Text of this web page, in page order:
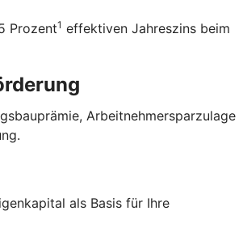
Prozent1 effektiven Jahreszins beim
Arbeitnehmersparzulage
als Basis für Ihre